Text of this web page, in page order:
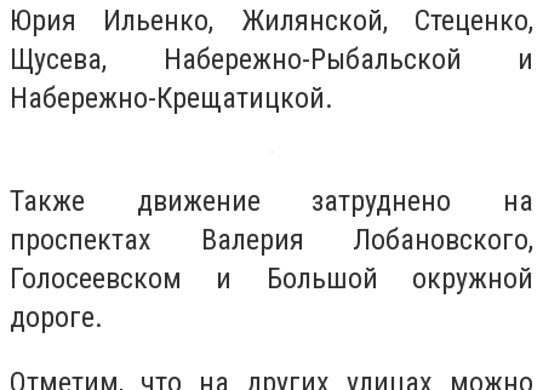
Юрия Ильенко, Жилянской, Стеценко,
Щусева, Набережно-Рыбальской и
Набережно-Крещатицкой.
Также движение затруднено на
проспектах Валерия Лобановского,
Голосеевском и Большой окружной
дороге.
Отметим, что на других улицах можно